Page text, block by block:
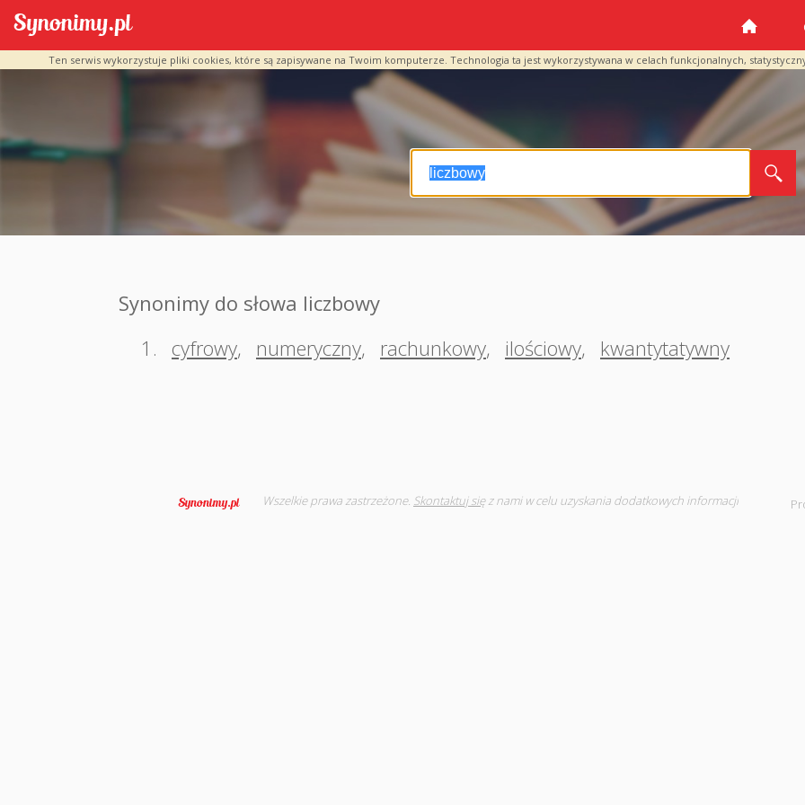
Ten serwis wykorzystuje pliki cookies, które są zapisywane na Twoim komputerze. Technologia ta jest wykorzystywana w celach funkcjonalnych,
Synonimy do słowa liczbowy
1.
cyfrowy, numeryczny, rachunkowy, ilościowy, kwantytatywny
Wszelkie prawa zastrzeżone. Skontaktuj sięz nami w celu uzyskania dodatkowych informacji